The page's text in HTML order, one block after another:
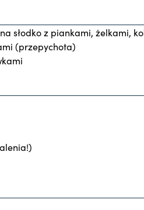
słodko z piankami, żelkami,
(przepychota)